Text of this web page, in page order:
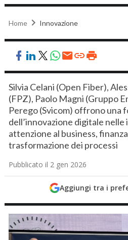
Home Innovazione
Silvia Celani (Open Fiber),
(FPZ), Paolo Magni (Gruppo
Perego (Svicom) offrono una
dell’innovazione digitale
attenzione al business,
trasformazione dei processi
Pubblicato il 2 gen 2026
Aggiungi tra i